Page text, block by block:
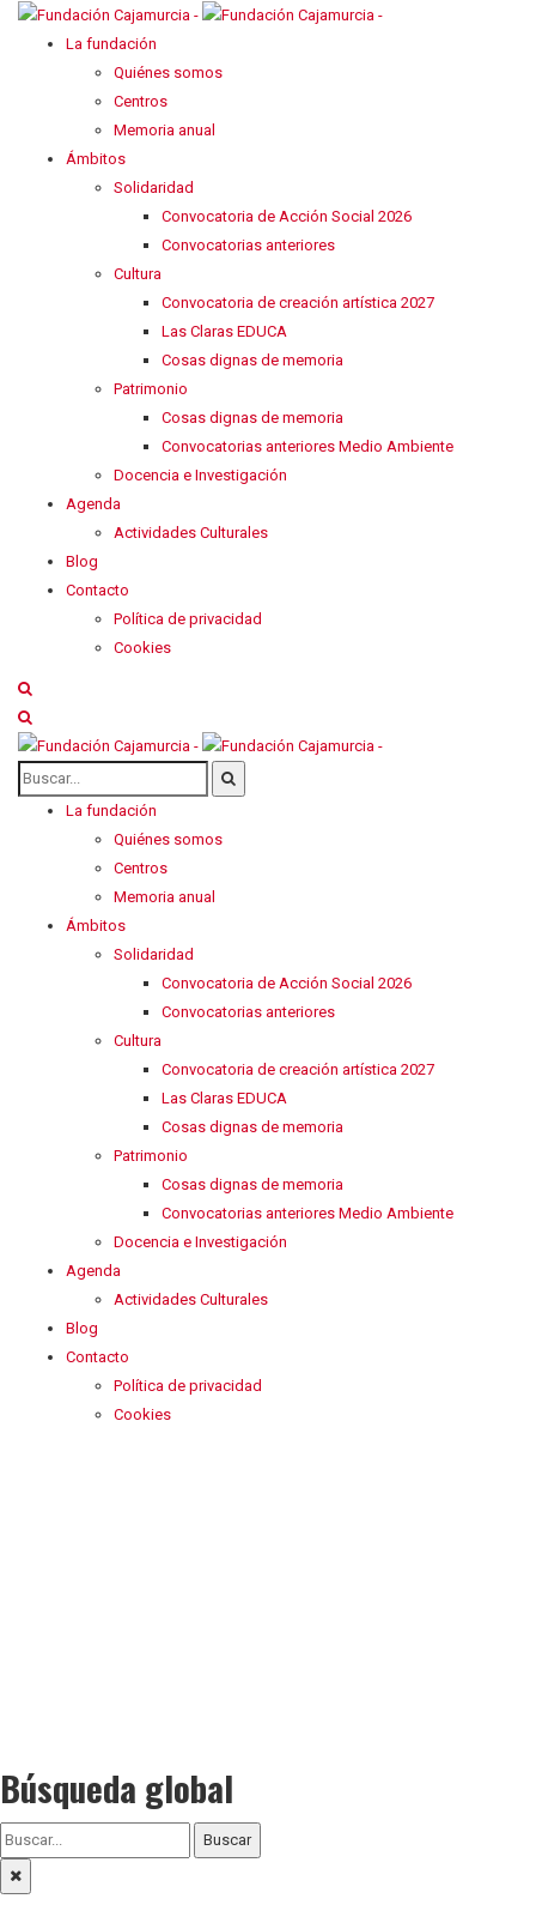
La fundación
Quiénes somos
Centros
Memoria anual
Ámbitos
Solidaridad
Convocatoria de Acción Social 2026
Convocatorias anteriores
Cultura
Convocatoria de creación artística 2027
Las Claras EDUCA
Cosas dignas de memoria
Patrimonio
Cosas dignas de memoria
Convocatorias anteriores Medio Ambiente
Docencia e Investigación
Agenda
Actividades Culturales
Blog
Contacto
Política de privacidad
Cookies
La fundación
Quiénes somos
Centros
Memoria anual
Ámbitos
Solidaridad
Convocatoria de Acción Social 2026
Convocatorias anteriores
Cultura
Convocatoria de creación artística 2027
Las Claras EDUCA
Cosas dignas de memoria
Patrimonio
Cosas dignas de memoria
Convocatorias anteriores Medio Ambiente
Docencia e Investigación
Agenda
Actividades Culturales
Blog
Contacto
Política de privacidad
Cookies
Búsqueda global
Buscar